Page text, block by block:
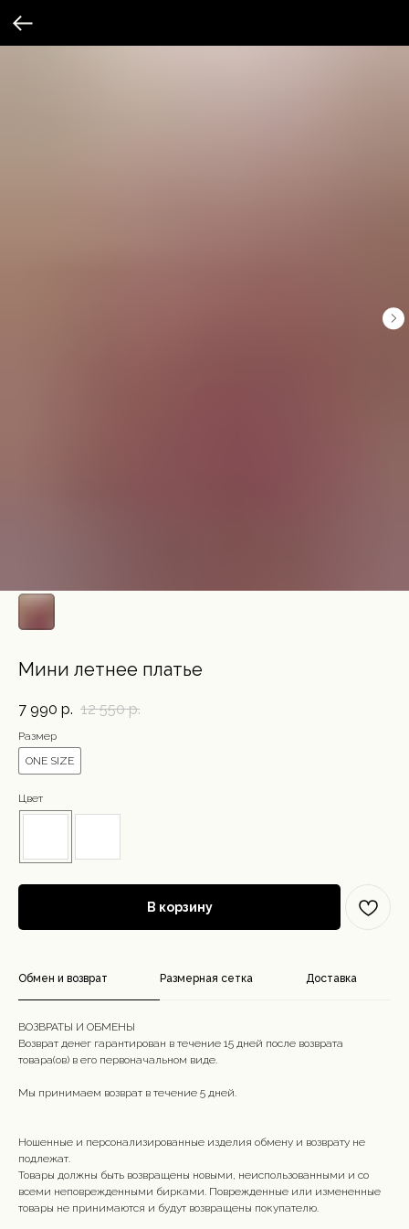
Мини летнее платье
7 990 р. 12 550 р.
Размер
ONE SIZE
Цвет
В корзину
Обмен и возврат Размерная сетка Доставка
ВОЗВРАТЫ И ОБМЕНЫ
Возврат денег гарантирован в течение 15 дней после возврата
товара(ов) в его первоначальном виде.
Мы принимаем возврат в течение 5 дней.
Ношенные и персонализированные изделия обмену и возврату не
подлежат.
Товары должны быть возвращены новыми, неиспользованными и со
всеми неповрежденными бирками. Поврежденные или измененные
товары не принимаются и будут возвращены покупателю.